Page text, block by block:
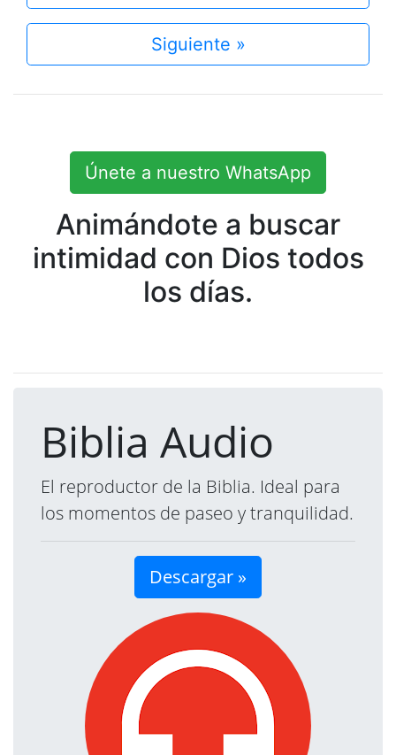
Siguiente »
Únete a nuestro WhatsApp
Animándote a buscar
intimidad con Dios todos
los días.
Biblia Audio
El reproductor de la Biblia. Ideal para
los momentos de paseo y tranquilidad.
Descargar »